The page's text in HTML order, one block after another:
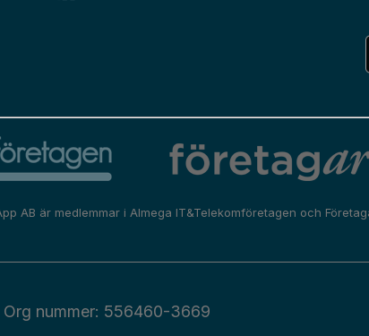
AB är medlemmar i Almega IT&Telekomföretagen och
nummer: 556460-3669